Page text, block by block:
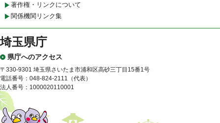
著作権・リンクについて
関係機関リンク集
埼玉県庁
県庁へのアクセス
〒330-9301 埼玉県さいたま市浦和区高砂三丁目15番1号
電話番号：048-824-2111（代表）
法人番号：1000020110001